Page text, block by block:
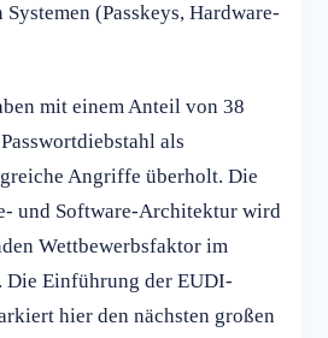
(Passkeys, Hardware-
mit einem Anteil von 38
als
Angriffe überholt. Die
und Software-Architektur wird
Wettbewerbsfaktor im
Die Einführung der EUDI-
hier den nächsten großen